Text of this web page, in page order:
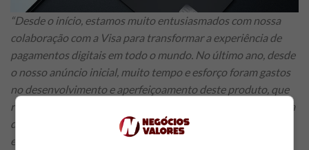
“Desde o início, estamos muito entusiasmados com nossa
colaboração com a Visa para transformar a experiência de
pagamentos digitais em todo o mundo. No último ano, desde
o nosso anúncio inicial, muito tempo e esforço foram gastos
no desenvolvimento e aperfeiçoamento deste produto, que
realmente agregará valor significativamente ao estilo de vida
de nossos usuários. Com este cartão Razer, desenvolvemos
em conjunto uma solução pré-paga exclusiva que fortalece